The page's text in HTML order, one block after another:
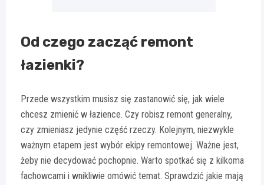
Od czego zacząć remont
łazienki?
Przede wszystkim musisz się zastanowić się, jak wiele
chcesz zmienić w łazience. Czy robisz remont generalny,
czy zmieniasz jedynie część rzeczy. Kolejnym, niezwykle
ważnym etapem jest wybór ekipy remontowej. Ważne jest,
żeby nie decydować pochopnie. Warto spotkać się z kilkoma
fachowcami i wnikliwie omówić temat. Sprawdzić jakie mają